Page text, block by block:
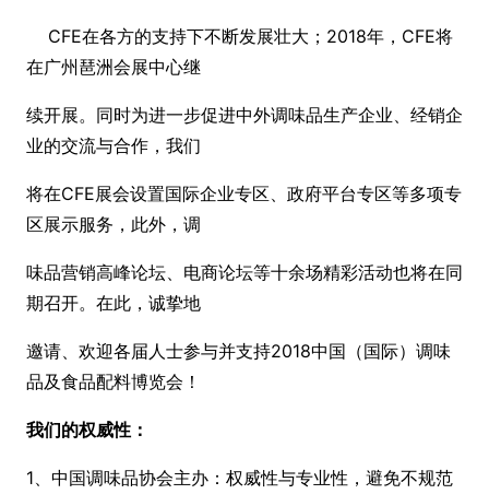
CFE在各方的支持下不断发展壮大；2018年，CFE将
在广州琶洲会展中心继
续开展。同时为进一步促进中外调味品生产企业、经销企
业的交流与合作，我们
将在CFE展会设置国际企业专区、政府平台专区等多项专
区展示服务，此外，调
味品营销高峰论坛、电商论坛等十余场精彩活动也将在同
期召开。在此，诚挚地
邀请、欢迎各届人士参与并支持2018中国（国际）调味
品及食品配料博览会！
我们的权威性：
1、中国调味品协会主办：权威性与专业性，避免不规范